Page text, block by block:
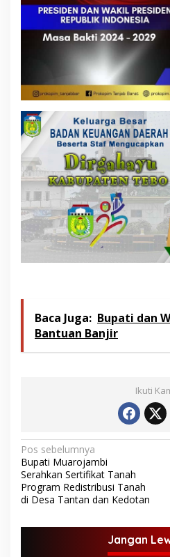
Baca Juga: Bupati dan
Bantuan Banjir
Ikuti
N
a
v
i
g
Pos sebelumnya
Bupati Muarojambi
Serahkan Sertifikat Tanah
Program Redistribusi Tanah
di Desa Tantan dan Kedotan
Jangan